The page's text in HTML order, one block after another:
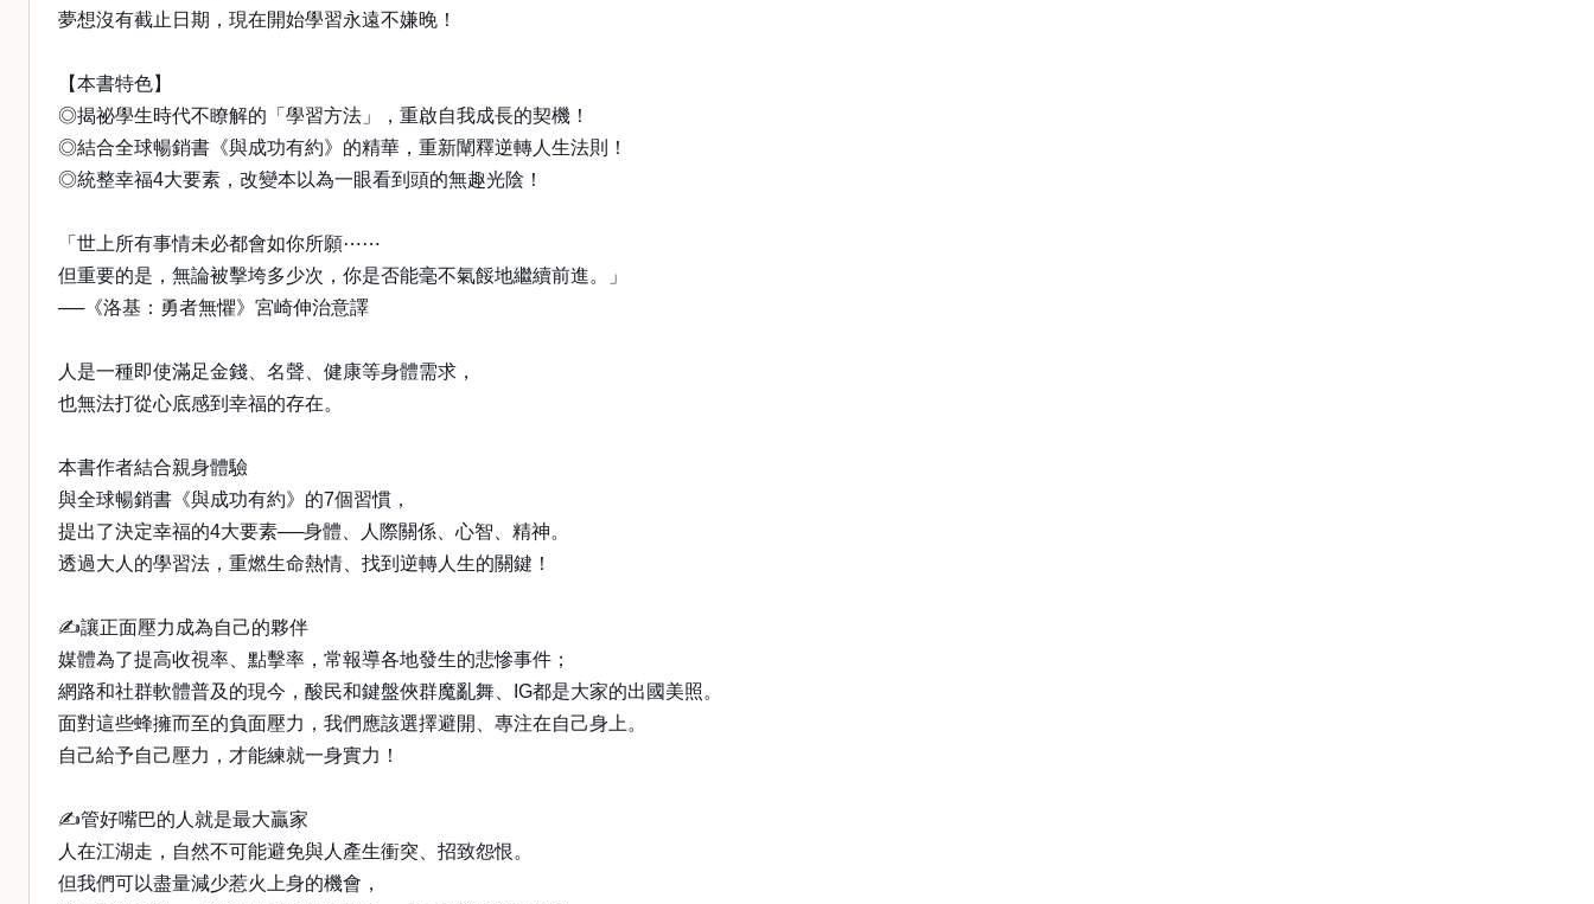
夢想沒有截止日期，現在開始學習永遠不嫌晚！
【本書特色】
◎揭祕學生時代不瞭解的「學習方法」，重啟自我成長的契機！
◎結合全球暢銷書《與成功有約》的精華，重新闡釋逆轉人生法則！
◎統整幸福4大要素，改變本以為一眼看到頭的無趣光陰！
「世上所有事情未必都會如你所願⋯⋯
但重要的是，無論被擊垮多少次，你是否能毫不氣餒地繼續前進。」
──《洛基：勇者無懼》宮崎伸治意譯
人是一種即使滿足金錢、名聲、健康等身體需求，
也無法打從心底感到幸福的存在。
本書作者結合親身體驗
與全球暢銷書《與成功有約》的7個習慣，
提出了決定幸福的4大要素──身體、人際關係、心智、精神。
透過大人的學習法，重燃生命熱情、找到逆轉人生的關鍵！
✍讓正面壓力成為自己的夥伴
媒體為了提高收視率、點擊率，常報導各地發生的悲慘事件；
網路和社群軟體普及的現今，酸民和鍵盤俠群魔亂舞、IG都是大家的出國美照。
面對這些蜂擁而至的負面壓力，我們應該選擇避開、專注在自己身上。
自己給予自己壓力，才能練就一身實力！
✍管好嘴巴的人就是最大贏家
人在江湖走，自然不可能避免與人產生衝突、招致怨恨。
但我們可以盡量減少惹火上身的機會，